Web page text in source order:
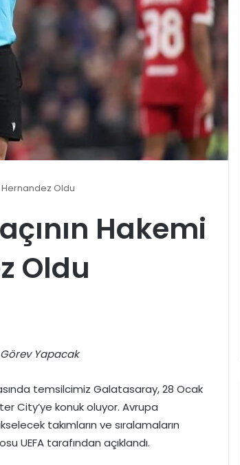
Oldu
Hakemi
Oldu
Yapacak
temsilcimiz Galatasaray, 28 Ocak
City’ye konuk oluyor. Avrupa
takımların ve sıralamaların
UEFA tarafından açıklandı.